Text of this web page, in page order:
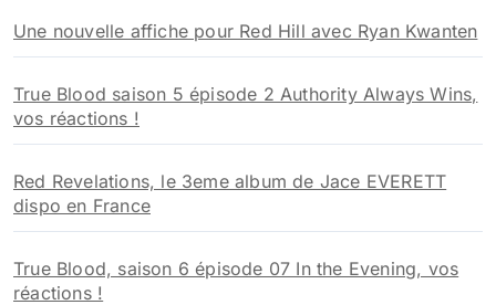
e
r
:
Une nouvelle affiche pour Red Hill avec Ryan Kwanten
True Blood saison 5 épisode 2 Authority Always Wins,
vos réactions !
Red Revelations, le 3eme album de Jace EVERETT
dispo en France
True Blood, saison 6 épisode 07 In the Evening, vos
réactions !